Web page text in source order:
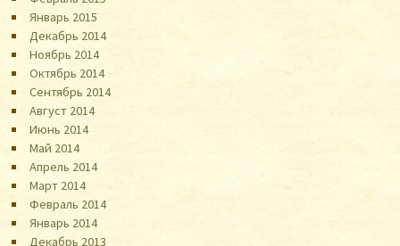
Январь 2015
Декабрь 2014
Ноябрь 2014
Октябрь 2014
Сентябрь 2014
Август 2014
Июнь 2014
Май 2014
Апрель 2014
Март 2014
Февраль 2014
Январь 2014
Декабрь 2013